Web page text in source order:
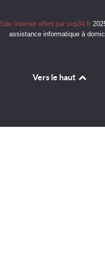
Site Internet offert par svp34.fr
assistance informatique à
Vers le haut